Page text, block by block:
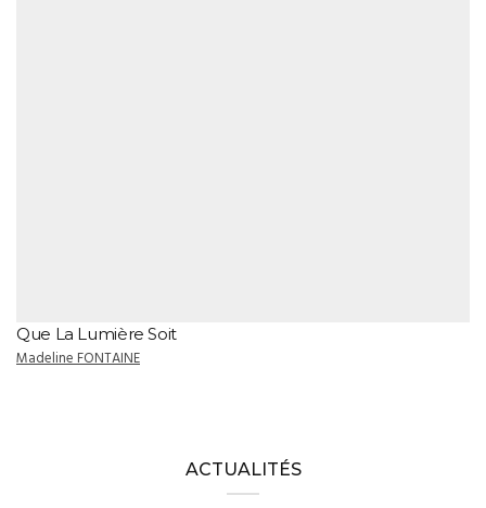
Que La Lumière Soit
Madeline FONTAINE
ACTUALITÉS